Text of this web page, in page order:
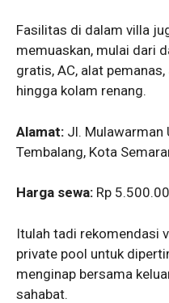
Fasilitas di dalam villa
memuaskan, mulai dari
gratis, AC, alat
hingga kolam renang.
Alamat: Jl. Mulawarman
Tembalang, Kota
Harga sewa: Rp
Itulah tadi rekomendasi
private pool untuk
menginap bersama
sahabat.